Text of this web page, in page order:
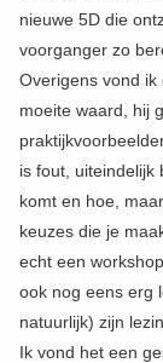
nieuwe 5D die
voorganger zo
Overigens vond
moeite waard, hij
is fout, uiteindelijk
komt en hoe,
keuzes die je
echt een
ook nog eens erg
natuurlijk) zijn
Ik vond het een